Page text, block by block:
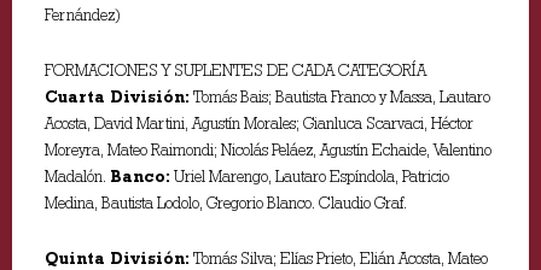
Fernández)
FORMACIONES Y SUPLENTES DE CADA CATEGORÍA
Cuarta División: Tomás Bais; Bautista Franco y Massa, Lautaro
Acosta, David Martini, Agustín Morales; Gianluca Scarvaci, Héctor
Moreyra, Mateo Raimondi; Nicolás Peláez, Agustín Echaide, Valentino
Madalón. Banco: Uriel Marengo, Lautaro Espíndola, Patricio
Medina, Bautista Lodolo, Gregorio Blanco. Claudio Graf.
Quinta División: Tomás Silva; Elías Prieto, Elián Acosta, Mateo